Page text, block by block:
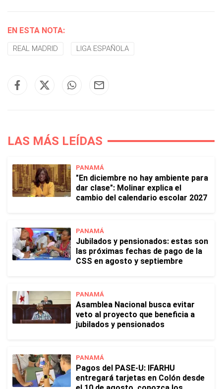
EN ESTA NOTA:
REAL MADRID LIGA ESPAÑOLA
LAS MÁS LEÍDAS
PANAMÁ
"En diciembre no hay ambiente para
dar clase": Molinar explica el
cambio del calendario escolar 2027
PANAMÁ
Jubilados y pensionados: estas son
las próximas fechas de pago de la
CSS en agosto y septiembre
PANAMÁ
Asamblea Nacional busca evitar
veto al proyecto que beneficia a
jubilados y pensionados
PANAMÁ
Pagos del PASE-U: IFARHU
entregará tarjetas en Colón desde